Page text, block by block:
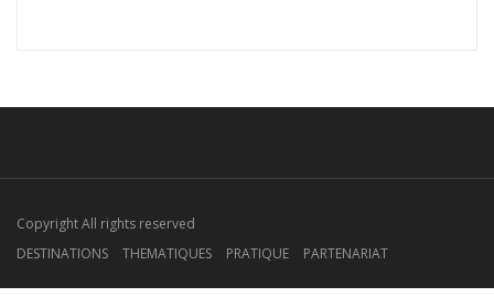
Copyright All rights reserved
DESTINATIONS
THEMATIQUES PRATIQUE PARTENARIAT